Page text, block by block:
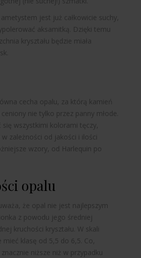
jest już całkowicie suchy,
aksamitką. Dzięki temu
kryształu będzie miała
cecha opalu, za którą kamień
nie tylko przez panny młode.
się wszystkimi kolorami tęczy,
zależności od jakości i ilości
wzory, od Harlequin po
opalu
że opal nie jest najlepszym
z powodu jego średniej
kruchości kryształu. W skali
klasę od 5,5 do 6,5. Co,
niższe niż w przypadku